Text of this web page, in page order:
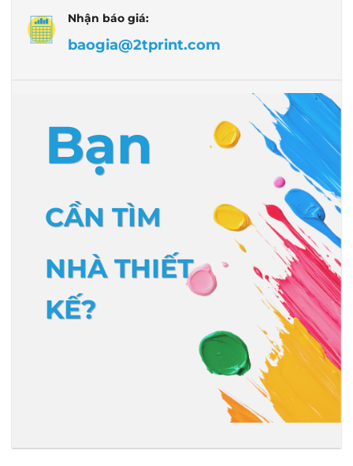
Nhận báo giá:
baogia@2tprint.com
Bạn
CẦN TÌM
NHÀ THIẾT
KẾ?